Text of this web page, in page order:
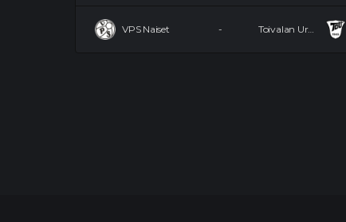
VPS Naiset Toivalan Urheilijat Naiset
-